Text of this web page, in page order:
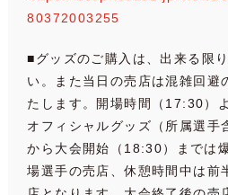
80372003255
■グッズのご購入は、出来る限
い。また当日の売店は混雑回避
たします。開場時間（17:30）
オフィシャルグッズ（所属選手
から大会開始（18:30）までは
場選手の売店、休憩時間中は前